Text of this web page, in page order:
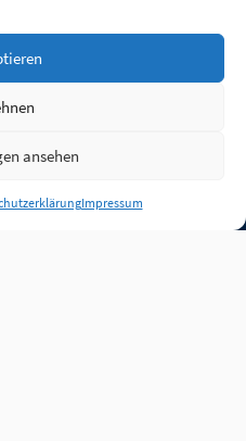
ansehen
Impressum
FAQ Quellen